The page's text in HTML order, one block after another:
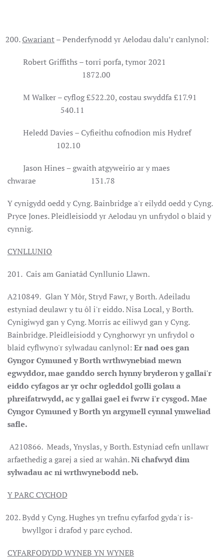
Gwariant– Penderfynodd yr Aelodau dalu’r canlynol:
Robert Griffiths – torri porfa, tymor 2021
1872.00
M Walker – cyflog £522.20, costau swyddfa £17.91
540.11
Heledd Davies – Cyfieithu cofnodion mis Hydref
102.10
Jason Hines – gwaith atgyweirio ar y maes
chwarae 131.78
Y cynigydd oedd y Cyng. Bainbridge a'r eilydd oedd y Cyng.
Pryce Jones. Pleidleisiodd yr Aelodau yn unfrydol o blaid y
cynnig.
CYNLLUNIO
201. Cais am Ganiatâd Cynllunio Llawn.
A210849. Glan Y Môr, Stryd Fawr, y Borth. Adeiladu
estyniad deulawr y tu ôl i'r eiddo. Nisa Local, y Borth.
Cynigiwyd gan y Cyng. Morris ac eiliwyd gan y Cyng.
Bainbridge. Pleidleisiodd y Cynghorwyr yn unfrydol o
blaid cyflwyno'r sylwadau canlynol: Er nad oes gan
Gyngor Cymuned y Borth wrthwynebiad mewn
egwyddor, mae ganddo serch hynny bryderon y gallai'r
eiddo cyfagos ar yr ochr ogleddol golli golau a
phreifatrwydd, ac y gallai gael ei fwrw i'r cysgod. Mae
Cyngor Cymuned y Borth yn argymell cynnal ymweliad
safle.
A210866. Meads, Ynyslas, y Borth. Estyniad cefn unllawr
arfaethedig a garej a sied ar wahân.Ni chafwyd dim
sylwadau ac ni wrthwynebodd neb.
Y PARC CYCHOD
Bydd y Cyng. Hughes yn trefnu cyfarfod gyda'r is-
bwyllgor i drafod y parc cychod.
CYFARFODYDD WYNEB YN WYNEB